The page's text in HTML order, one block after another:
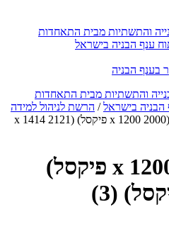
והתשתיות מבית התאחדות
ענף הבניה בישראל
בענף הבניה
והתשתיות מבית התאחדות
הבניה בישראל/ הרשת לניהול למידה
ללא שם (2000 x 1200 פיקסל) (2121 x 1414
ללא שם (2000 x 1200 פיקסל)